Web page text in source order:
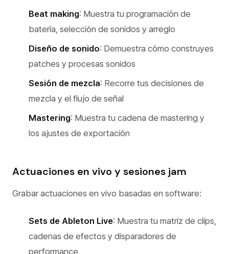
Beat making: Muestra tu programación de
batería, selección de sonidos y arreglo
Diseño de sonido: Demuestra cómo construyes
patches y procesas sonidos
Sesión de mezcla: Recorre tus decisiones de
mezcla y el flujo de señal
Mastering: Muestra tu cadena de mastering y
los ajustes de exportación
Actuaciones en vivo y sesiones jam
Grabar actuaciones en vivo basadas en software:
Sets de Ableton Live: Muestra tu matriz de clips,
cadenas de efectos y disparadores de
performance